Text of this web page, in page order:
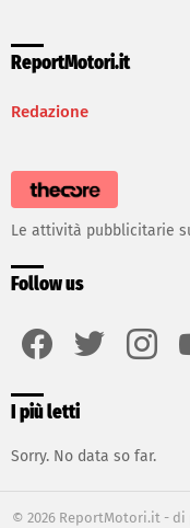
ReportMotori.it
Redazione
Le attività pubblicitarie
Follow us
I più letti
Sorry. No data so far.
© 2026 ReportMotori.it - di